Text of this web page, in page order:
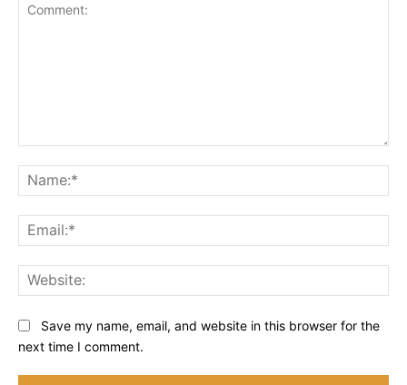
Save my name, email, and website in this browser for the
next time I comment.